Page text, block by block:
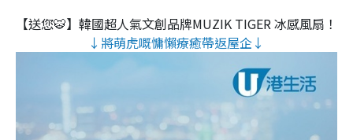
【送您🐯】韓國超人氣文創品牌MUZIK TIGER 冰感風扇！
↓將萌虎嘅慵懶療癒帶返屋企↓